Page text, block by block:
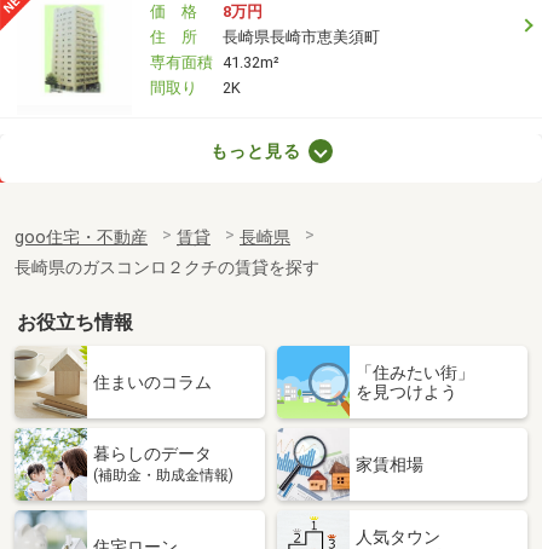
価 格
8万円
住 所
長崎県長崎市恵美須町
専有面積 41.32m²
間取り
2K
専有面積
61.47m²
間取り
2LDK
長崎県大村市富の原２
価 格
4.30万円
長崎県大村市富の原２
専有面積 23.61m²
間取り
長崎県大村市宮小路３
もっと見る
goo住宅・不動産 賃貸
長崎県
長崎県のガスコンロ２クチの賃貸を探す
お役立ち情報
住まいのコラム
「住みたい街」
を見つけよう
暮らしのデータ
(補助金・助成金情報)
家賃相場
人気タウン